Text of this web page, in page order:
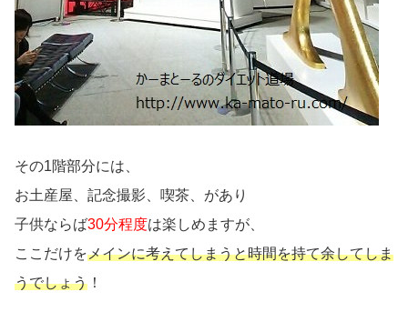
その1階部分には、
お土産屋、記念撮影、喫茶、があり
子供ならば30分程度は楽しめますが、
ここだけをメインに考えてしまうと時間を持て余してしま
うでしょう ！